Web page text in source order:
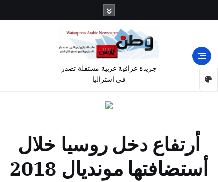
جريدة عراقية عربية مستقلة تصدر
في استراليا
أرتفاع دخل روسيا خلال
أستضافتها مونديال 2018